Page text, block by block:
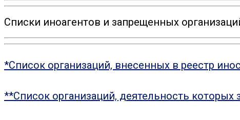
Списки иноагентов и запрещенных
*Список организаций, внесенных в реестр
**Список организаций, деятельность